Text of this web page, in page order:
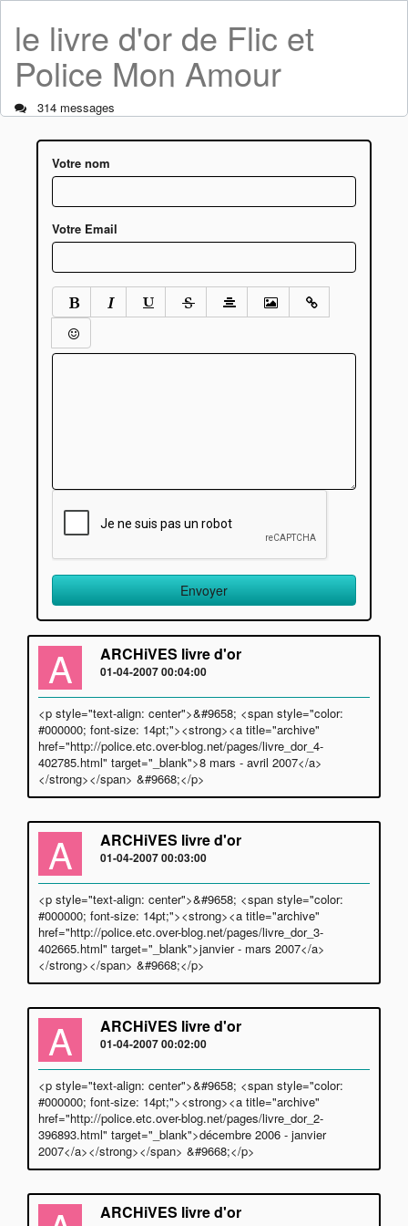
le livre d'or de Flic et
Police Mon Amour
314 messages
Votre nom
Votre Email
A ARCHiVES livre d'or
01-04-2007 00:04:00
<p style="text-align: center">&#9658; <span style="color:
#000000; font-size: 14pt;"><strong><a title="archive"
href="http://police.etc.over-blog.net/pages/livre_dor_4-
402785.html" target="_blank">8 mars - avril 2007</a>
</strong></span> &#9668;</p>
A ARCHiVES livre d'or
01-04-2007 00:03:00
<p style="text-align: center">&#9658; <span style="color:
#000000; font-size: 14pt;"><strong><a title="archive"
href="http://police.etc.over-blog.net/pages/livre_dor_3-
402665.html" target="_blank">janvier - mars 2007</a>
</strong></span> &#9668;</p>
A ARCHiVES livre d'or
01-04-2007 00:02:00
<p style="text-align: center">&#9658; <span style="color:
#000000; font-size: 14pt;"><strong><a title="archive"
href="http://police.etc.over-blog.net/pages/livre_dor_2-
396893.html" target="_blank">décembre 2006 - janvier
2007</a></strong></span> &#9668;</p>
ARCHiVES livre d'or